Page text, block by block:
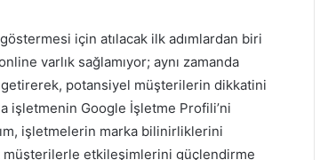
için atılacak ilk adımlardan biri
varlık sağlamıyor; aynı zamanda
potansiyel müşterilerin dikkatini
işletmenin Google İşletme Profili’ni
işletmelerin marka bilinirliklerini
müşterilerle etkileşimlerini güçlendirme